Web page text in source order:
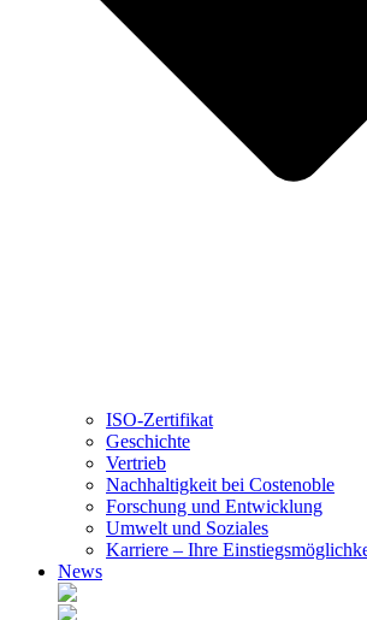
ISO-Zertifikat
Geschichte
Vertrieb
Nachhaltigkeit bei Costenoble
Forschung und Entwicklung
Umwelt und Soziales
Karriere – Ihre
News